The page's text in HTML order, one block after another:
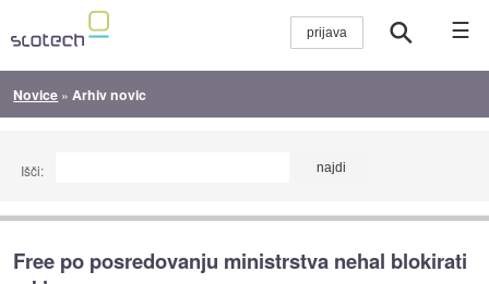
☰
Novice » Arhiv novic
Išči:
Free po posredovanju ministrstva nehal blokirati